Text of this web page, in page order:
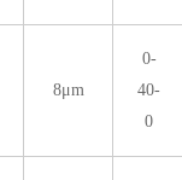
8μm
0-
40-
0